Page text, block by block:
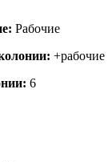
Рабочие
+рабочие
6